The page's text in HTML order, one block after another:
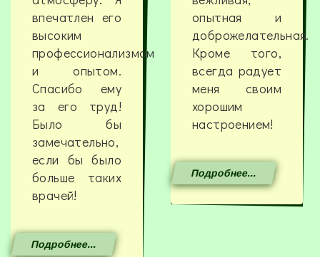
впечатлен его
высоким
профессионализмом
и опытом.
Спасибо ему
за его труд!
Было бы
замечательно,
если бы было
больше таких
врачей!
Подробнее...
опытная и
доброжелательная.
Кроме того,
всегда радует
меня своим
хорошим
настроением!
Подробнее...